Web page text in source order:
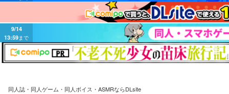
9/14
13:59 まで
同人誌・同人ゲーム・同人ボイス・ASMRならDLsite